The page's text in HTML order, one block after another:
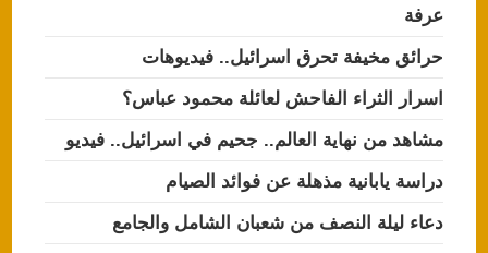
عرفة
حرائق مخيفة تحرق اسرائيل.. فيديوهات
اسرار الثراء الفاحش لعائلة محمود عباس؟
مشاهد من نهاية العالم.. جحيم في اسرائيل.. فيديو
دراسة يابانية مذهلة عن فوائد الصيام
دعاء ليلة النصف من شعبان الشامل والجامع